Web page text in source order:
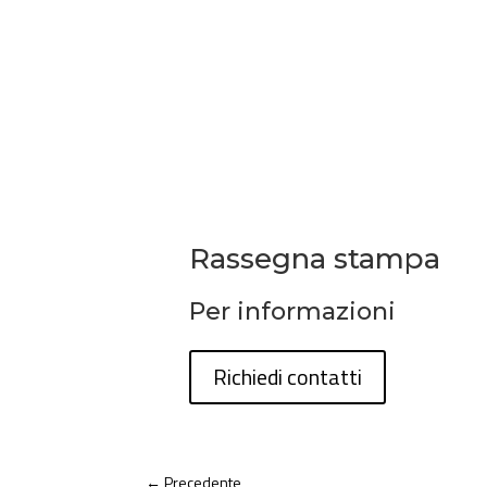
Rassegna stampa
Per informazioni
Richiedi contatti
←Precedente